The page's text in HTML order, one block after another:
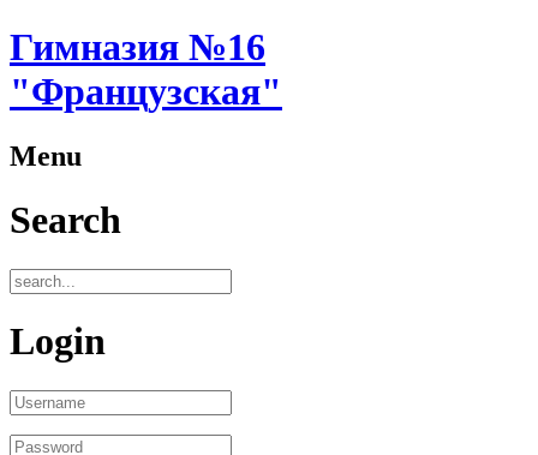
Гимназия №16
"Французская"
Menu
Search
Login